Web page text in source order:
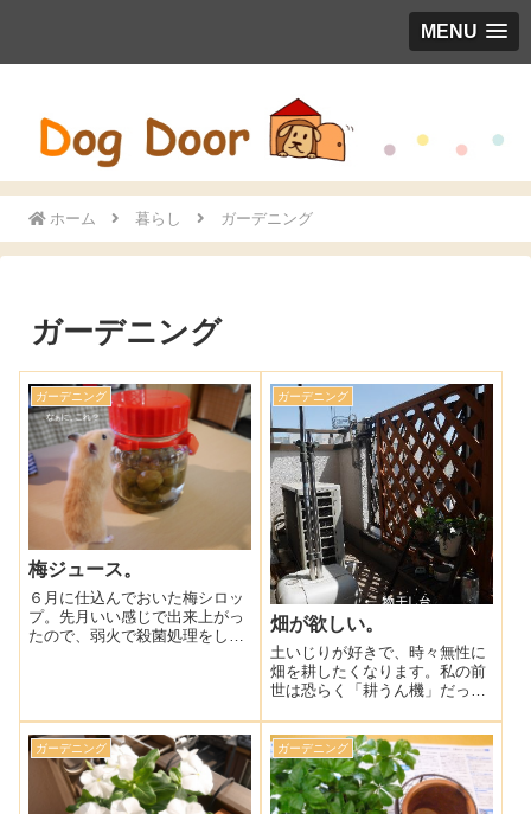
MENU
ホーム 暮らし ガーデニング
ガーデニング
ガーデニング
梅ジュース。
６月に仕込んでおいた梅シロッ
プ。先月いい感じで出来上がっ
たので、弱火で殺菌処理をして
でもまだまだ残っております
♪（日中はリボンち・・・
ガーデニング
畑が欲しい。
土いじりが好きで、時々無性に
畑を耕したくなります。私の前
世は恐らく「耕うん機」だった
笑)ですが、東京で畑を持つこと
は難しいので、我が家の狭いベ
ランダガーデニングでなんとか
我慢しております。もう少しベ
ランダを広くし・・・
ガーデニング ガーデニング